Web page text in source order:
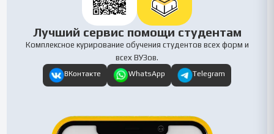
Лучший сервис помощи студентам
Комплексное курирование обучения студентов всех форм и
всех ВУЗов.
ВКонтакте WhatsApp Telegram